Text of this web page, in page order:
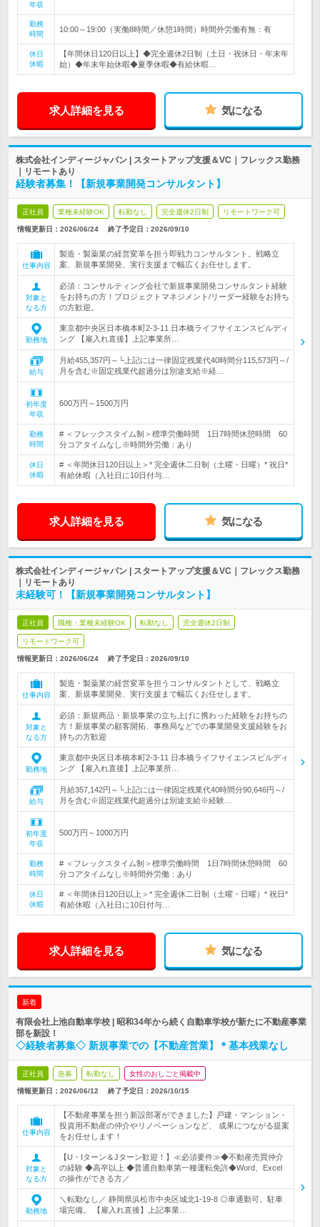
年収
勤務
時間
10:00～19:00（実働8時間／休憩1時間）時間外労働有無：有
休日
休暇
【年間休日120日以上】◆完全週休2日制（土日・祝休日・年末年
始）◆年末年始休暇◆夏季休暇◆有給休暇…
求人詳細を見る 気になる
株式会社インディージャパン | スタートアップ支援＆VC｜フレックス勤務
｜リモートあり
経験者募集！【新規事業開発コンサルタント】
正社員 業種未経験OK 転勤なし 完全週休2日制 リモートワーク可
情報更新日：2026/06/24 終了予定日： 2026/09/10
仕事内容
製造・製薬業の経営変革を担う即戦力コンサルタント。戦略立
案、新規事業開発、実行支援まで幅広くお任せします。
対象と
なる方
必須：コンサルティング会社で新規事業開発コンサルタント経験
をお持ちの方！プロジェクトマネジメント/リーダー経験をお持ち
の方歓迎。
勤務地
東京都中央区日本橋本町2-3-11 日本橋ライフサイエンスビルディ
ング 【雇入れ直後】上記事業所…
給与
月給455,357円～└上記には一律固定残業代40時間分115,573円～/
月を含む※固定残業代超過分は別途支給※経…
初年度
年収
600万円～1500万円
勤務
時間
# ＜フレックスタイム制＞標準労働時間 1日7時間休憩時間 60
分コアタイムなし※時間外労働：あり
休日
休暇
# ＜年間休日120日以上＞* 完全週休二日制（土曜・日曜）* 祝日*
有給休暇（入社日に10日付与…
求人詳細を見る 気になる
株式会社インディージャパン | スタートアップ支援＆VC｜フレックス勤務
｜リモートあり
未経験可！【新規事業開発コンサルタント】
正社員 職種・業種未経験OK 転勤なし 完全週休2日制
リモートワーク可
情報更新日：2026/06/24 終了予定日： 2026/09/10
仕事内容
製造・製薬業の経営変革を担うコンサルタントとして、戦略立
案、新規事業開発、実行支援まで幅広くお任せします。
対象と
なる方
必須：新規商品・新規事業の立ち上げに携わった経験をお持ちの
方！新規事業の顧客開拓、事務局などでの事業開発支援経験をお
持ちの方歓迎
勤務地
東京都中央区日本橋本町2-3-11 日本橋ライフサイエンスビルディ
ング 【雇入れ直後】上記事業所…
給与
月給357,142円～└上記には一律固定残業代40時間分90,646円～/
月を含む※固定残業代超過分は別途支給※経験…
初年度
年収
500万円～1000万円
勤務
時間
# ＜フレックスタイム制＞標準労働時間 1日7時間休憩時間 60
分コアタイムなし※時間外労働：あり
休日
休暇
# ＜年間休日120日以上＞* 完全週休二日制（土曜・日曜）* 祝日*
有給休暇（入社日に10日付与…
求人詳細を見る 気になる
新着
有限会社上池自動車学校 | 昭和34年から続く自動車学校が新たに不動産事業
部を新設！
◇経験者募集◇ 新規事業での【不動産営業】＊基本残業なし
正社員 急募 転勤なし 女性のおしごと掲載中
情報更新日：2026/06/12 終了予定日： 2026/10/15
仕事内容
【不動産事業を担う新設部署ができました】戸建・マンション・
投資用不動産の仲介やリノベーションなど、 成果につながる提案
をお任せします！
対象と
なる方
【U・Iターン＆Jターン歓迎！】≪必須要件≫◆不動産売買仲介
の経験 ◆高卒以上 ◆普通自動車第一種運転免許◆Word、Excel
の操作ができる方／
勤務地
＼転勤なし／ 静岡県浜松市中央区城北1-19-8 ◎車通勤可。駐車
場完備。 【雇入れ直後】上記事業…